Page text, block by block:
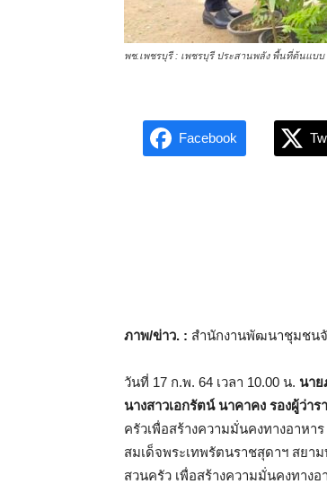
พช.เพชรบุรี : เพชรบุรี ประสานพลัง พื้นที่ต้นแบ
Facebook
ภาพ/ข่าว. : สำนักงานพัฒนาชุมชน
วันที่ 17 ก.พ. 64 เวลา 10.00 น. นาย
นางสาวเอกรัตน์ นาคาคง รองผู้ว่า
ครัวเพื่อสร้างความมั่นคงทางอาหา
สมเด็จพระเทพรัตนราชสุดาฯ สยา
สวนครัว เพื่อสร้างความมั่นคงทาง